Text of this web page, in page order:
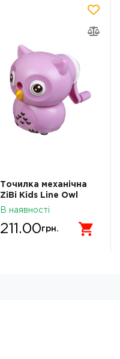
Точилка механічна
ZiBi Kids Line Owl
фіолетова ZB.5509
В наявності
211.00грн.